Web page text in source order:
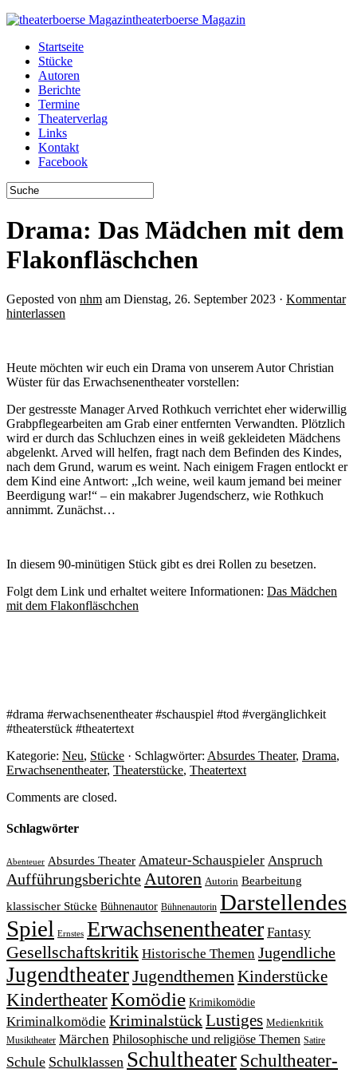
theaterboerse Magazin
Startseite
Stücke
Autoren
Berichte
Termine
Theaterverlag
Links
Kontakt
Facebook
Drama: Das Mädchen mit dem
Flakonfläschchen
Geposted von nhm am Dienstag, 26. September 2023 · Kommentar
hinterlassen
Heute möchten wir euch ein Drama von unserem Autor Christian
Wüster für das Erwachsenentheater vorstellen:
Der gestresste Manager Arved Rothkuch verrichtet eher widerwillig
Grabpflegearbeiten am Grab einer entfernten Verwandten. Plötzlich
wird er durch das Schluchzen eines in weiß gekleideten Mädchens
abgelenkt. Arved will helfen, fragt nach dem Befinden des Kindes,
nach dem Grund, warum es weint. Nach einigem Fragen entlockt er
dem Kind eine Antwort: „Ich weine, weil kaum jemand bei meiner
Beerdigung war!“ – ein makabrer Jugendscherz, wie Rothkuch
annimmt. Zunächst…
In diesem 90-minütigen Stück gibt es drei Rollen zu besetzen.
Folgt dem Link und erhaltet weitere Informationen: Das Mädchen
mit dem Flakonfläschchen
#drama #erwachsenentheater #schauspiel #tod #vergänglichkeit
#theaterstück #theatertext
Kategorie: Neu, Stücke · Schlagwörter: Absurdes Theater, Drama,
Erwachsenentheater, Theaterstücke, Theatertext
Comments are closed.
Schlagwörter
Abenteuer Absurdes Theater Amateur-Schauspieler Anspruch
AufführungsberichteAutoren Autorin Bearbeitung
klassischer Stücke Bühnenautor Bühnenautorin Darstellendes
Spiel Ernstes Erwachsenentheater Fantasy
Gesellschaftskritik Historische Themen Jugendliche
JugendtheaterJugendthemenKinderstücke
KindertheaterKomödie Krimikomödie
Kriminalkomödie KriminalstückLustiges Medienkritik
Musiktheater Märchen Philosophische und religiöse Themen Satire
Schule Schulklassen Schultheater Schultheater-